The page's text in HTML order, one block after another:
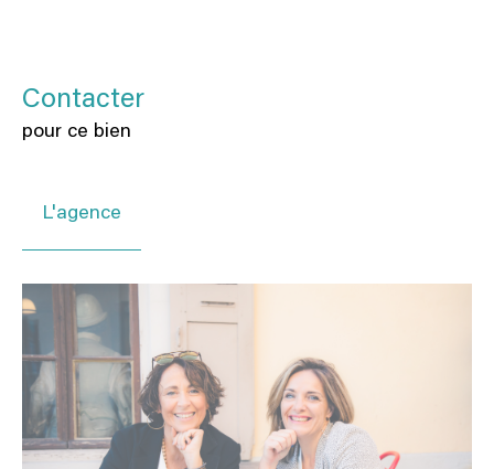
Contacter
pour ce bien
L'agence